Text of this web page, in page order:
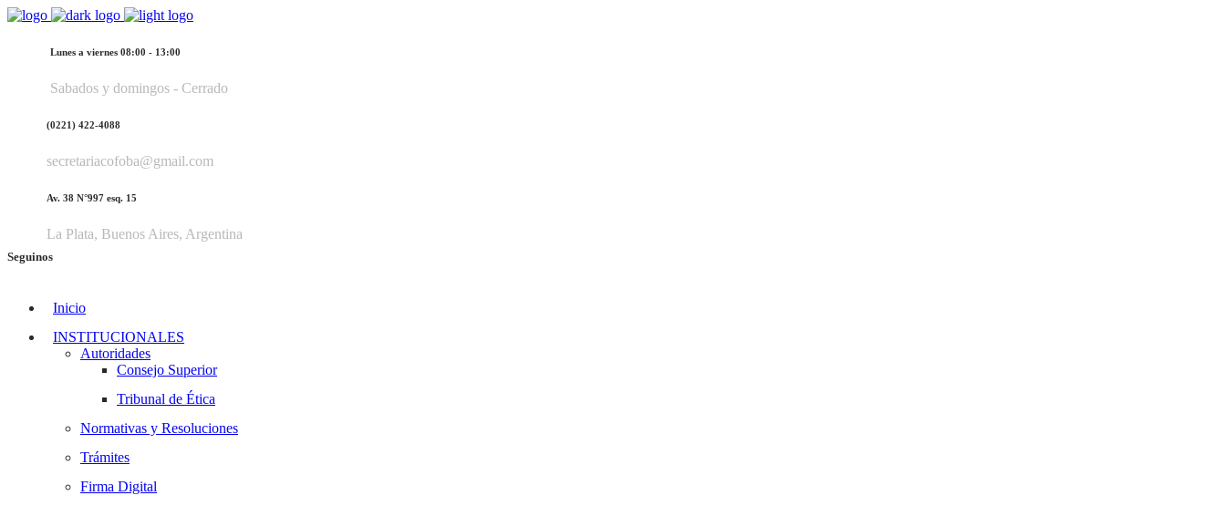
Lunes a viernes 08:00 - 13:00
Sabados y domingos - Cerrado
(0221) 422-4088
secretariacofoba@gmail.com
Av. 38 N°997 esq. 15
La Plata, Buenos Aires, Argentina
Seguinos
Inicio
INSTITUCIONALES
Autoridades
Consejo Superior
Tribunal de Ética
Normativas y Resoluciones
Trámites
Firma Digital